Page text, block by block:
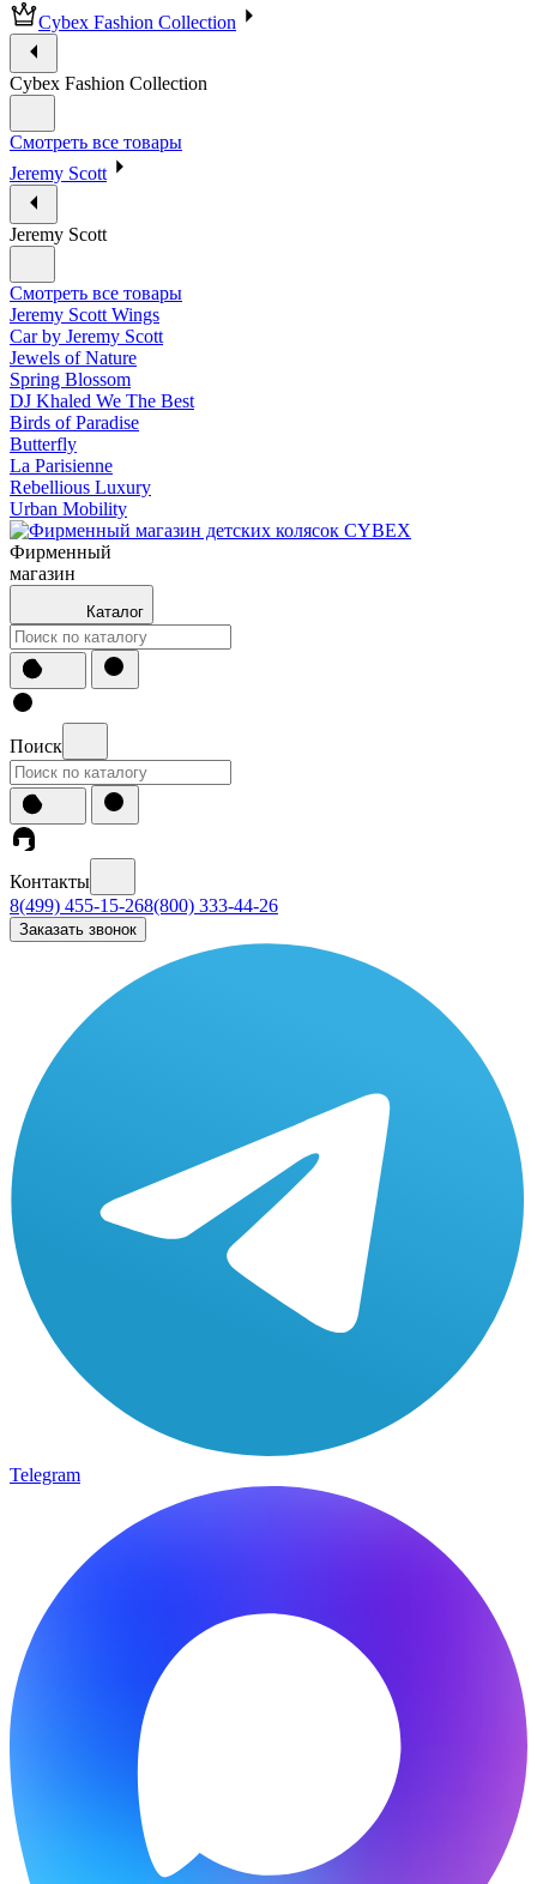
Cybex Fashion Collection
Cybex Fashion Collection
Смотреть все товары
Jeremy Scott
Jeremy Scott
Смотреть все товары
Jeremy Scott Wings
Car by Jeremy Scott
Jewels of Nature
Spring Blossom
DJ Khaled We The Best
Birds of Paradise
Butterfly
La Parisienne
Rebellious Luxury
Urban Mobility
Фирменный
магазин
Каталог
Поиск
Контакты
8(499) 455-15-268(800) 333-44-26
Заказать звонок
Telegram